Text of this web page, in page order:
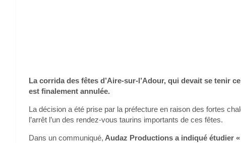
La corrida des fêtes d’Aire-sur-l’Adour, qui devait se tenir
est finalement annulée.
La décision a été prise par la préfecture en raison des fortes
l’arrêt l’un des rendez-vous taurins importants de ces fêtes.
Dans un communiqué, Audaz Productions a indiqué étudier